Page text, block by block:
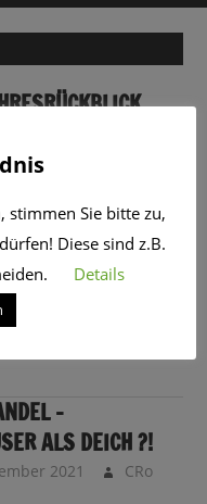
– UND NUN ?
2021
–
ALS DEICH ?!
2021 CRo
stimmen Sie bitte zu,
Diese sind z.B.
Details